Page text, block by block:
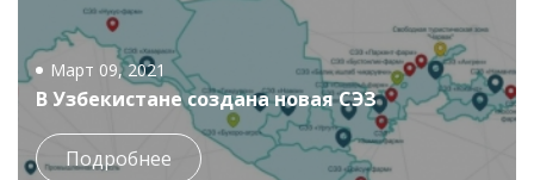
Март 09, 2021
В Узбекистане создана новая СЭЗ
Подробнее